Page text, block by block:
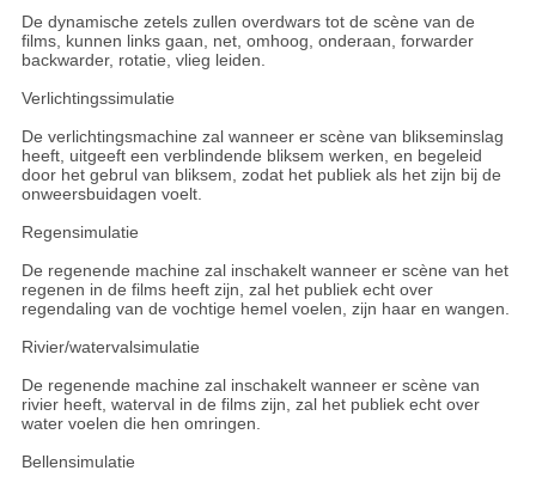
De dynamische zetels zullen overdwars tot de scène van de
films, kunnen links gaan, net, omhoog, onderaan, forwarder
backwarder, rotatie, vlieg leiden.
Verlichtingssimulatie
De verlichtingsmachine zal wanneer er scène van blikseminslag
heeft, uitgeeft een verblindende bliksem werken, en begeleid
door het gebrul van bliksem, zodat het publiek als het zijn bij de
onweersbuidagen voelt.
Regensimulatie
De regenende machine zal inschakelt wanneer er scène van het
regenen in de films heeft zijn, zal het publiek echt over
regendaling van de vochtige hemel voelen, zijn haar en wangen.
Rivier/watervalsimulatie
De regenende machine zal inschakelt wanneer er scène van
rivier heeft, waterval in de films zijn, zal het publiek echt over
water voelen die hen omringen.
Bellensimulatie